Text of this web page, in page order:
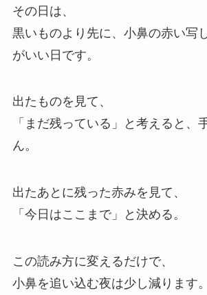
その日は、
黒いものより先に、小鼻の赤い写
がいい日です。
出たものを見て、
「まだ残っている」と考えると、
ん。
出たあとに残った赤みを見て、
「今日はここまで」と決める。
この読み方に変えるだけで、
小鼻を追い込む夜は少し減ります。